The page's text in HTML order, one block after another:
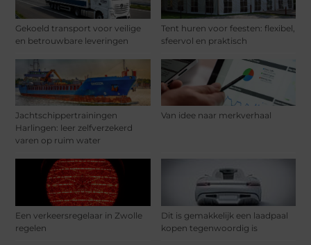
Gekoeld transport voor veilige
en betrouwbare leveringen
Tent huren voor feesten: flexibel,
sfeervol en praktisch
Jachtschippertrainingen
Harlingen: leer zelfverzekerd
varen op ruim water
Van idee naar merkverhaal
Een verkeersregelaar in Zwolle
regelen
Dit is gemakkelijk een laadpaal
kopen tegenwoordig is